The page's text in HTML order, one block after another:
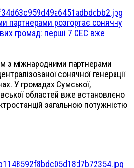
партнерами розгортає сонячну
громад: перші 7 СЕС вже
з міжнародними партнерами
сонячної генерації
У громадах Сумської,
областей вже встановлено
загальною потужністю